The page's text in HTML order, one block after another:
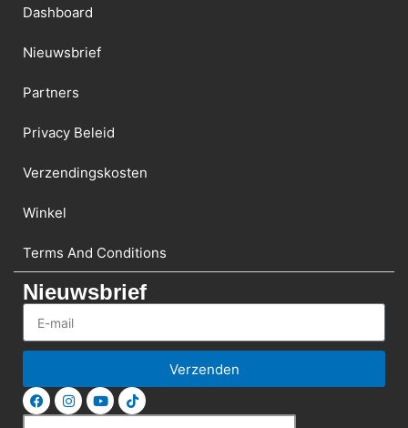
Dashboard
Nieuwsbrief
Partners
Privacy Beleid
Verzendingskosten
Winkel
Terms And Conditions
Nieuwsbrief
Verzenden